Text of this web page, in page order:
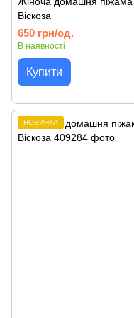
Віскоза
650 грн/од.
В наявності
Купити
НОВИНКА